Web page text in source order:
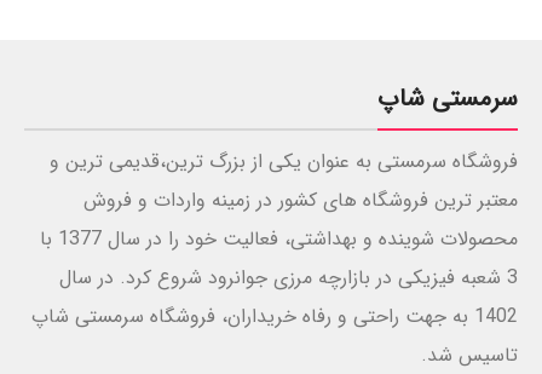
سرمستی شاپ
فروشگاه سرمستی به عنوان یکی از بزرگ ترین،قدیمی ترین و
معتبر ترین فروشگاه های کشور در زمینه واردات و فروش
محصولات شوینده و بهداشتی، فعالیت خود را در سال 1377 با
3 شعبه فیزیکی در بازارچه مرزی جوانرود شروع کرد. در سال
1402 به جهت راحتی و رفاه خریداران، فروشگاه سرمستی شاپ
تاسیس شد.